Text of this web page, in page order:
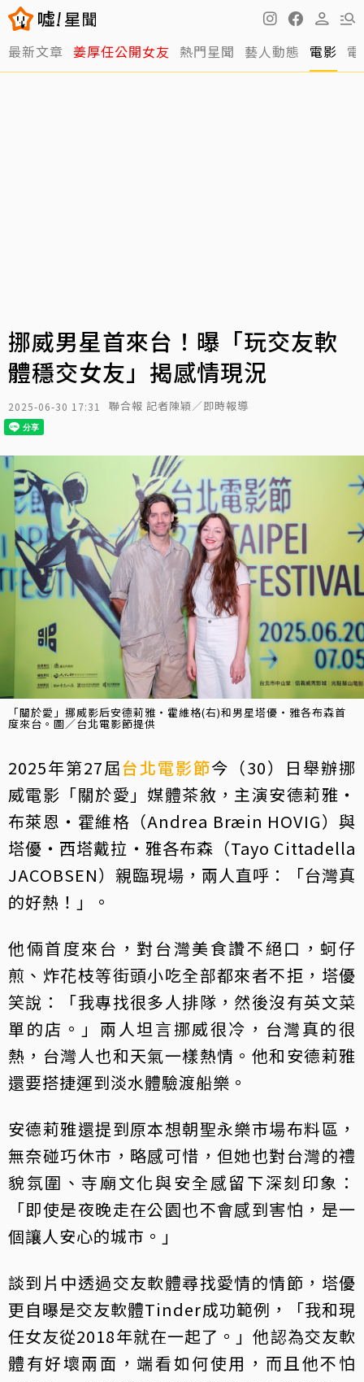
最新文章 姜厚任公開女友 熱門星聞 藝人動態 電影
挪威男星首來台！曝「玩交友軟
體穩交女友」揭感情現況
2025-06-30 17:31 聯合報 記者陳穎／即時報導
「關於愛」挪威影后安德莉雅・霍維格(右)和男星塔優・雅各布森首
度來台。圖／台北電影節提供
2025年第27屆台北電影節今（30）日舉辦挪
威電影「關於愛」媒體茶敘，主演安德莉雅・
布萊恩・霍維格（Andrea Bræin HOVIG）與
塔優・西塔戴拉・雅各布森（Tayo Cittadella
JACOBSEN）親臨現場，兩人直呼：「台灣真
的好熱！」。
他倆首度來台，對台灣美食讚不絕口，蚵仔
煎、炸花枝等街頭小吃全部都來者不拒，塔優
笑說：「我專找很多人排隊，然後沒有英文菜
單的店。」兩人坦言挪威很冷，台灣真的很
熱，台灣人也和天氣一樣熱情。他和安德莉雅
還要搭捷運到淡水體驗渡船樂。
安德莉雅還提到原本想朝聖永樂市場布料區，
無奈碰巧休市，略感可惜，但她也對台灣的禮
貌氛圍、寺廟文化與安全感留下深刻印象：
「即使是夜晚走在公園也不會感到害怕，是一
個讓人安心的城市。」
談到片中透過交友軟體尋找愛情的情節，塔優
更自曝是交友軟體Tinder成功範例，「我和現
任女友從2018年就在一起了。」他認為交友軟
體有好壞兩面，端看如何使用，而且他不怕